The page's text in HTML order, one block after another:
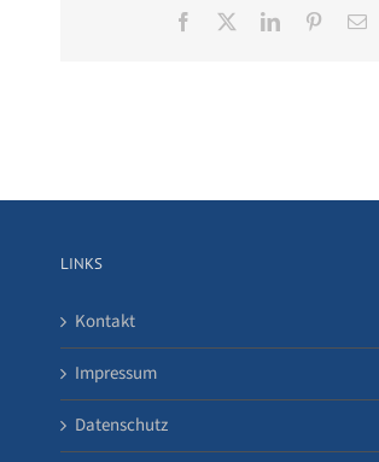
Facebook LinkedInPinterest
E-
LINKS
Kontakt
Impressum
Datenschutz